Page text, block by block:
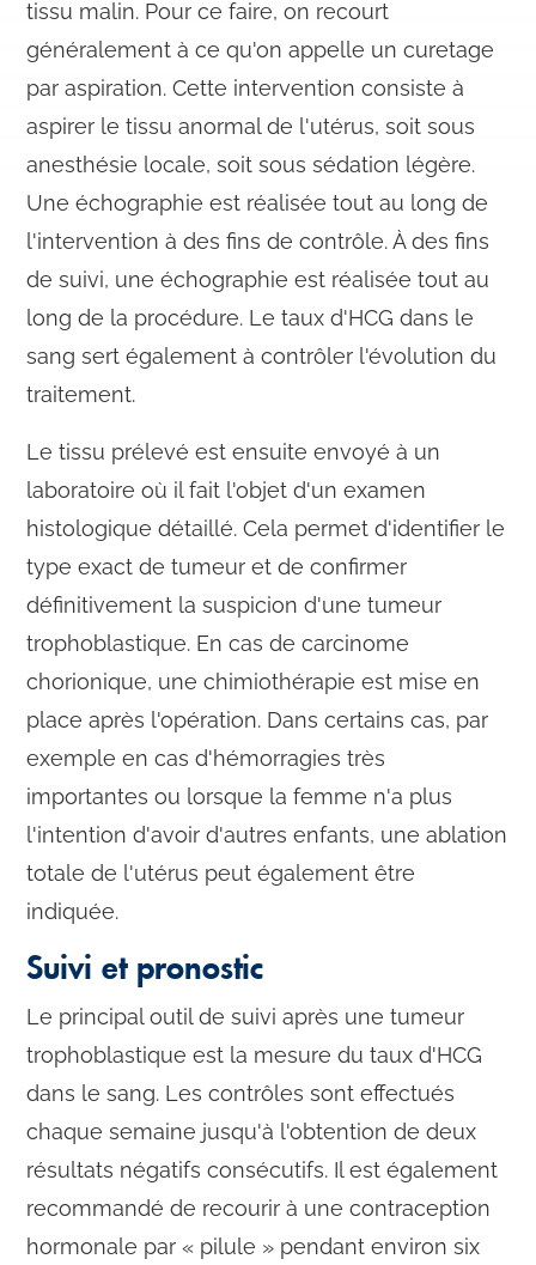
tissu malin. Pour ce faire, on recourt
généralement à ce qu'on appelle un curetage
par aspiration. Cette intervention consiste à
aspirer le tissu anormal de l'utérus, soit sous
anesthésie locale, soit sous sédation légère.
Une échographie est réalisée tout au long de
l'intervention à des fins de contrôle. À des fins
de suivi, une échographie est réalisée tout au
long de la procédure. Le taux d'HCG dans le
sang sert également à contrôler l'évolution du
traitement.
Le tissu prélevé est ensuite envoyé à un
laboratoire où il fait l'objet d'un examen
histologique détaillé. Cela permet d'identifier le
type exact de tumeur et de confirmer
définitivement la suspicion d'une tumeur
trophoblastique. En cas de carcinome
chorionique, une chimiothérapie est mise en
place après l'opération. Dans certains cas, par
exemple en cas d'hémorragies très
importantes ou lorsque la femme n'a plus
l'intention d'avoir d'autres enfants, une ablation
totale de l'utérus peut également être
indiquée.
Suivi et pronostic
Le principal outil de suivi après une tumeur
trophoblastique est la mesure du taux d'HCG
dans le sang. Les contrôles sont effectués
chaque semaine jusqu'à l'obtention de deux
résultats négatifs consécutifs. Il est également
recommandé de recourir à une contraception
hormonale par « pilule » pendant environ six